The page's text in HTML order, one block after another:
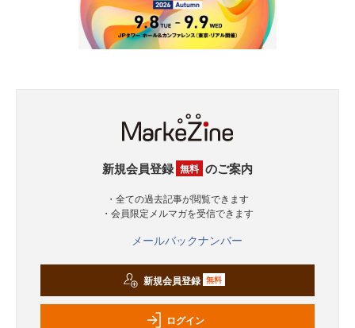
新規会員登録 無料 のご案内
・全ての過去記事が閲覧できます
・会員限定メルマガを受信できます
メールバックナンバー
新規会員登録 無料
ログイン